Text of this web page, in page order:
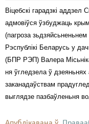
Віцебскі гарадзкі аддзел
адмовіўся ўзбуджаць
(пагроза
Рэспублікі Беларусь у
(БПР РЭП) Валера
ня ўгледзела ў дзеяньнях
заканадаўствам
выглядзе пазбаўленьня